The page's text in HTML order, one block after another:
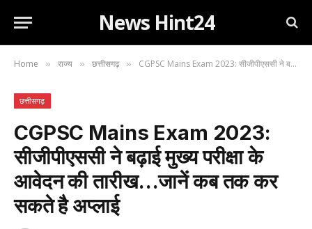
News Hint24
Home » राज्य » छत्तीसगढ़ » CGPSC Mains Exam 2023: सीजीपीएससी ने बढ़ाई मुख्य परीक्षा के आवेदन की तारीख…जानें कब तक कर सकते है अप्लाई
छत्तीसगढ़
CGPSC Mains Exam 2023:
सीजीपीएससी ने बढ़ाई मुख्य परीक्षा के
आवेदन की तारीख…जानें कब तक कर
सकते है अप्लाई